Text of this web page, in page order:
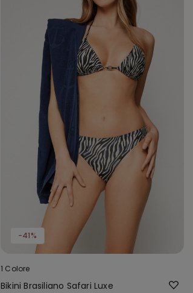
-41%
1 Colore
Bikini Brasiliano Safari Luxe